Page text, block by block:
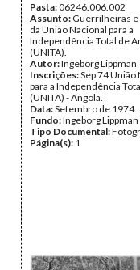
Pasta:06246.006.002
Assunto: Guerrilheiras
da União Nacional para a
Independência Total de
(UNITA).
Autor:Ingeborg Lippman
Inscrições:Sep 74 União
para a Independência
(UNITA) - Angola.
Data:Setembro de 1974
Fundo:Ingeborg Lippman
Tipo Documental:
Página(s): 1